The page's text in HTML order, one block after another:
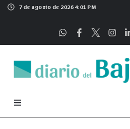
7 de agosto de 2026 4:01 PM